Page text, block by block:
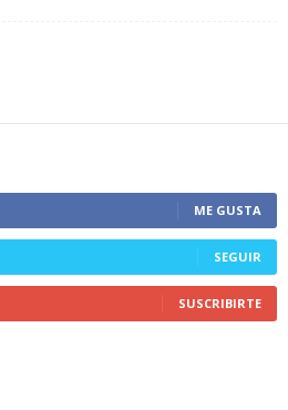
ME GUSTA
SEGUIR
SUSCRIBIRTE